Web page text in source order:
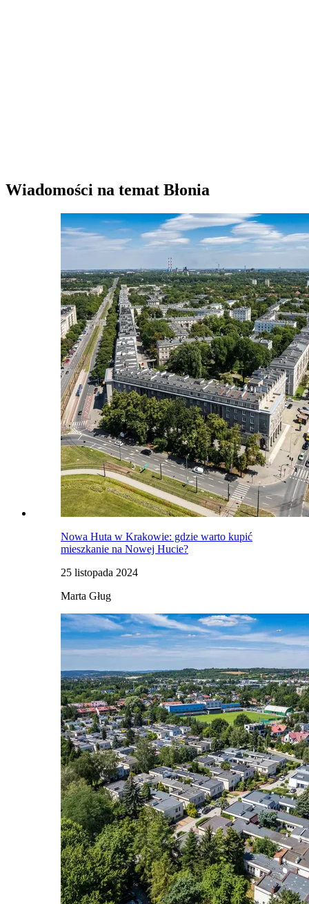
Wiadomości na temat Błonia
Nowa Huta w Krakowie: gdzie warto kupić
mieszkanie na Nowej Hucie?
25 listopada 2024
Marta Gług